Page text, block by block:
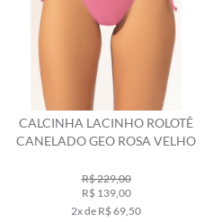
CALCINHA LACINHO ROLOTÊ
CANELADO GEO ROSA VELHO
R$ 229,00
R$ 139,00
2x de R$ 69,50